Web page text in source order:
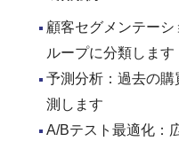
顧客セグメンテー
ループに分類します
予測分析：過去の
測します
A/Bテスト最適化：